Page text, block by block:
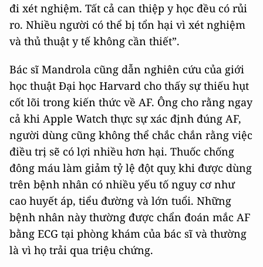
đi xét nghiệm. Tất cả can thiệp y học đều có rủi
ro. Nhiều người có thể bị tổn hại vì xét nghiệm
và thủ thuật y tế không cần thiết”.
Bác sĩ Mandrola cũng dẫn nghiên cứu của giới
học thuật Đại học Harvard cho thấy sự thiếu hụt
cốt lõi trong kiến thức về AF. Ông cho rằng ngay
cả khi Apple Watch thực sự xác định đúng AF,
người dùng cũng không thể chắc chắn rằng việc
điều trị sẽ có lợi nhiều hơn hại. Thuốc chống
đông máu làm giảm tỷ lệ đột quỵ khi được dùng
trên bệnh nhân có nhiều yếu tố nguy cơ như
cao huyết áp, tiểu đường và lớn tuổi. Những
bệnh nhân này thường được chẩn đoán mắc AF
bằng ECG tại phòng khám của bác sĩ và thường
là vì họ trải qua triệu chứng.